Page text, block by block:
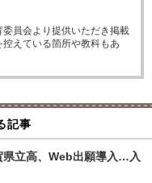
員会より提供いただき掲載
えている箇所や教科もあ
記事
県立高、Web出願導入…入